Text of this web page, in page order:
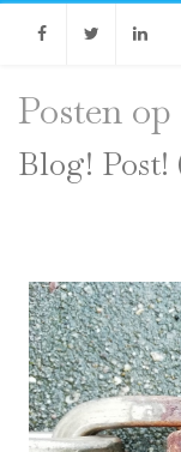
FacebookTwitter
Posten
Blog! Post!